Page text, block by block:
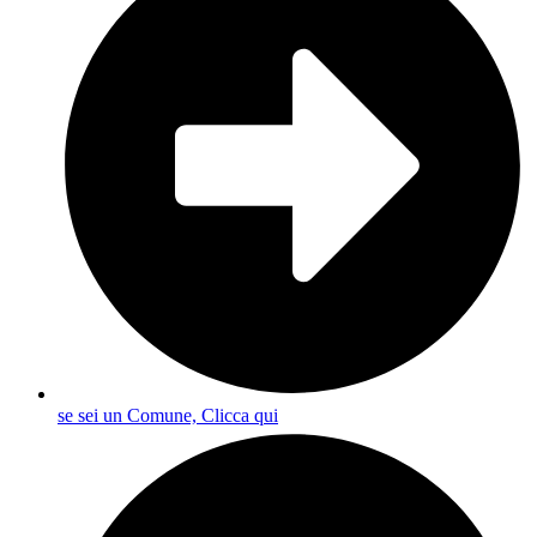
se sei un Comune, Clicca qui